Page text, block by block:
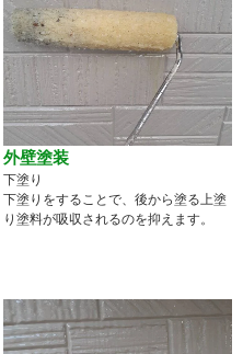
外壁塗装
下塗り
下塗りをすることで、後から塗る上塗
り塗料が吸収されるのを抑えます。